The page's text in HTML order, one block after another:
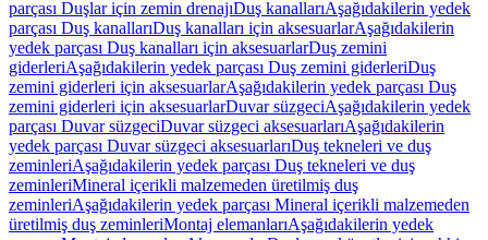
parçası Duşlar için zemin drenajıDuş kanallarıAşağıdakilerin yedek
parçası Duş kanallarıDuş kanalları için aksesuarlarAşağıdakilerin
yedek parçası Duş kanalları için aksesuarlarDuş zemini
giderleriAşağıdakilerin yedek parçası Duş zemini giderleriDuş
zemini giderleri için aksesuarlarAşağıdakilerin yedek parçası Duş
zemini giderleri için aksesuarlarDuvar süzgeciAşağıdakilerin yedek
parçası Duvar süzgeciDuvar süzgeci aksesuarlarıAşağıdakilerin
yedek parçası Duvar süzgeci aksesuarlarıDuş tekneleri ve duş
zeminleriAşağıdakilerin yedek parçası Duş tekneleri ve duş
zeminleriMineral içerikli malzemeden üretilmiş duş
zeminleriAşağıdakilerin yedek parçası Mineral içerikli malzemeden
üretilmiş duş zeminleriMontaj elemanlarıAşağıdakilerin yedek